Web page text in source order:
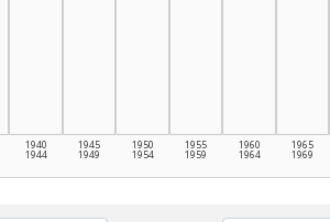
1940
1944
1945
1949
1950
1954
1955
1959
1960
1964
1965
1969